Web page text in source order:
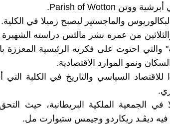
الثانية والثلاثين من عمره نشر مالثس دراسته
احتوت على فكرته الرئيسية المعززة
ونمو الموارد الاقتصادية.
أستاذا للاقتصاد السياسي والتاريخ في الكلية
أصبح زميلا في الجمعية الملكية البريطانية، حيث
فيه ديڤـد ريكاردو وجيمس ستيوارت مل.